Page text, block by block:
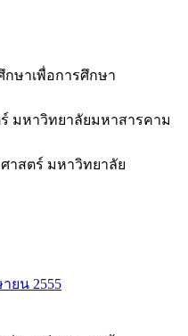
ษาเพื่อการศึกษา
มหาวิทยาลัยมหาสารคาม
าสตร์ มหาวิทยาลัย
ยน 2555